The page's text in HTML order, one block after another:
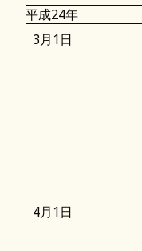
平成24年
3月1日
4月1日